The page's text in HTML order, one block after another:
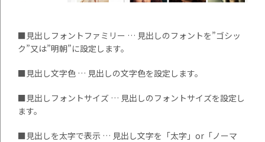
■見出しフォントファミリー … 見出しのフォントを”ゴシッ
ク”又は”明朝”に設定します。
■見出し文字色 … 見出しの文字色を設定します。
■見出しフォントサイズ … 見出しのフォントサイズを設定し
ます。
■見出しを太字で表示 … 見出し文字を「太字」or「ノーマ